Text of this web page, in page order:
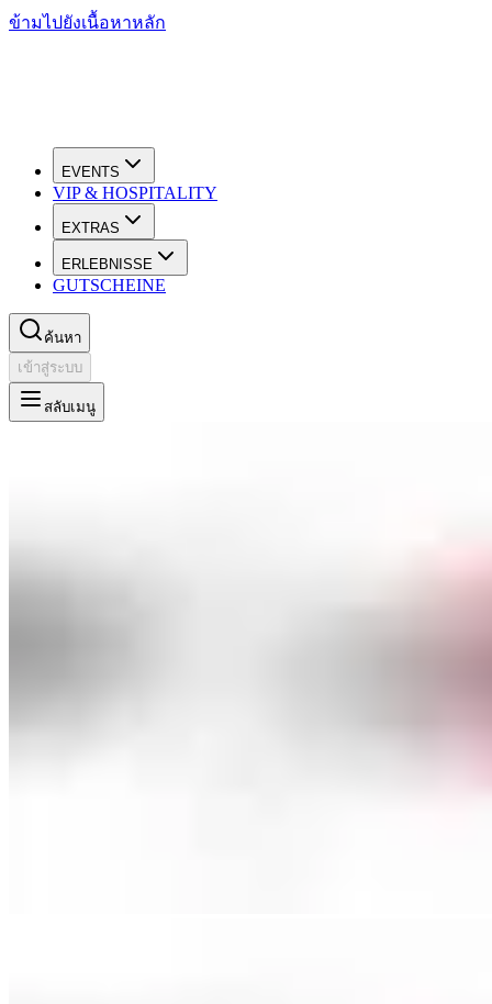
ข้ามไปยังเนื้อหาหลัก
EVENTS
VIP & HOSPITALITY
EXTRAS
ERLEBNISSE
GUTSCHEINE
ค้นหา
เข้าสู่ระบบ
สลับเมนู